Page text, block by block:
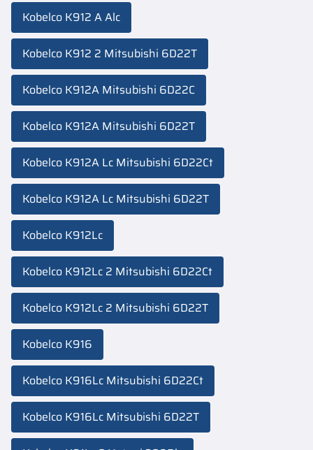
Kobelco K912 A Alc
Kobelco K912 2 Mitsubishi 6D22T
Kobelco K912A Mitsubishi 6D22C
Kobelco K912A Mitsubishi 6D22T
Kobelco K912A Lc Mitsubishi 6D22Ct
Kobelco K912A Lc Mitsubishi 6D22T
Kobelco K912Lc
Kobelco K912Lc 2 Mitsubishi 6D22Ct
Kobelco K912Lc 2 Mitsubishi 6D22T
Kobelco K916
Kobelco K916Lc Mitsubishi 6D22Ct
Kobelco K916Lc Mitsubishi 6D22T